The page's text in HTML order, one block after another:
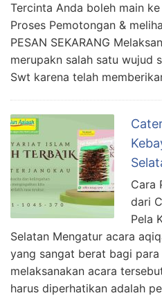
Tercinta Anda boleh main
Proses Pemotongan &
PESAN SEKARANG
merupakn salah satu wujud
Swt karena telah
Cara
dari
Pela
Selatan Mengatur acara
yang sangat berat bagi
melaksanakan acara
harus diperhatikan adalah